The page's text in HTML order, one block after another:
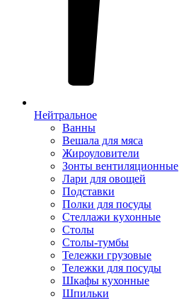
Нейтральное
Ванны
Вешала для мяса
Жироуловители
Зонты вентиляционные
Лари для овощей
Подставки
Полки для посуды
Стеллажи кухонные
Столы
Столы-тумбы
Тележки грузовые
Тележки для посуды
Шкафы кухонные
Шпильки